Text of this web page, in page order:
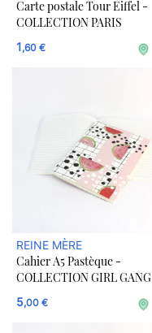
Carte postale Tour Eiffel -
COLLECTION PARIS
1,60 €
REINE MÈRE
Cahier A5 Pastèque -
COLLECTION GIRL GANG
5,00 €